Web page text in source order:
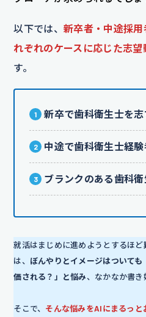
以下では、 新卒者・中途採
れぞれのケースに応じた志
す。
新卒で歯科衛生士を
中途で歯科衛生士経
ブランクのある歯科
就活はまじめに進めようとするほ
は、 ぼんやりとイメージはついて
価される？」と悩み、なかなか書き
そこで、 そんな悩みをAIにまるっと